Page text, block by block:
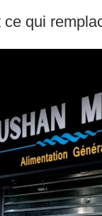
qui